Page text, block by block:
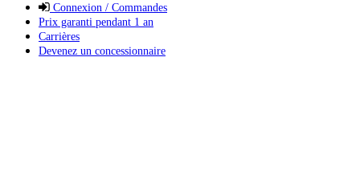
Connexion / Commandes
Prix garanti pendant 1 an
Carrières
Devenez un concessionnaire